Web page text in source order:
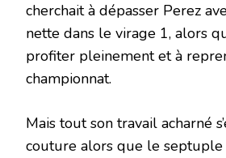
cherchait à dépasser Perez
nette dans le virage 1, alors
profiter pleinement et à
championnat.
Mais tout son travail acharné
couture alors que le septuple